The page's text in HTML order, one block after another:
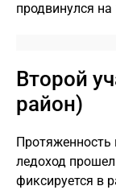
продвинулся
Второй
район)
Протяженность
ледоход
фиксируется в